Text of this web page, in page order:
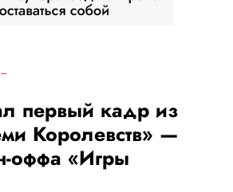
первый кадр из
Королевств» —
оффа «Игры